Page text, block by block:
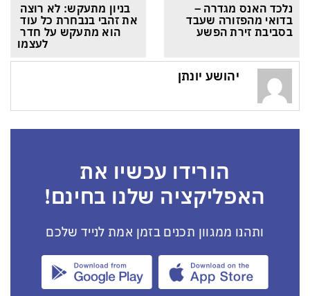
נלכד האנס מגדרה –
בדואי מהפזורה שעבד
בסביבת זירת הפשע
בניון מתעקש: לא רוצה
את זהבי בנבחרת כל עוד
הוא מתעקש על חדר
לעצמו
יהושע יונתן
הורידו עכשיו את
האפליקציה שלנו בחינם!
ותהנו ממגוון תכנים בזמן אמת לנייד שלכם